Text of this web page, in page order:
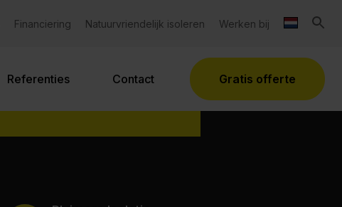
Financiering Natuurvriendelijk isoleren Werken bij
Referenties Contact Gratis offerte